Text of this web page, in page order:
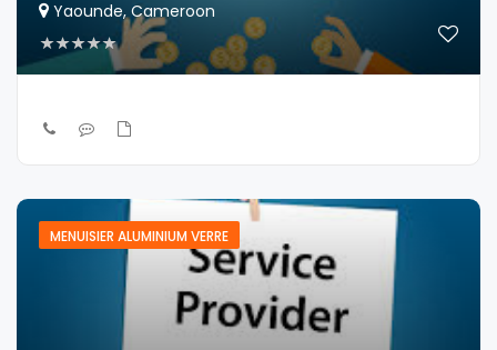
Yaounde, Cameroon
MENUISIER ALUMINIUM VERRE